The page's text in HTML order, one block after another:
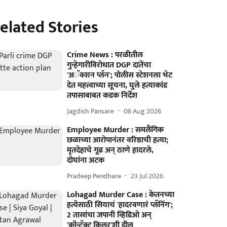
Stories
Crime News : परळीतील
गुन्हेगारीविरोधात DGP दातेंचा
'अॅक्शन प्लॅन'; पोलीस स्टेशनला भेट
देत महत्त्वाच्या सूचना, घुले हत्याकांड
तपासाबाबत कडक निर्देश
Jagdish Pansare 08 Aug 2026
Employee Murder : समलैंगिक
छळाच्या आरोपानंतर वरिष्ठाची हत्या;
मृतदेहाचे गूढ अन् ठाणे हादरले,
दोघांना अटक
Pradeep Pendhare 23 Jul 2026
Lohagad Murder Case : केतनच्या
हत्येसाठी सियाचं 'हादरवणारं प्लॅनिंग';
2 तासांचा जपानी व्हिडिओ अन्